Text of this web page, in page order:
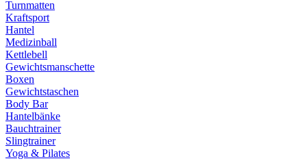
Turnmatten
Kraftsport
Hantel
Medizinball
Kettlebell
Gewichtsmanschette
Boxen
Gewichtstaschen
Body Bar
Hantelbänke
Bauchtrainer
Slingtrainer
Yoga & Pilates